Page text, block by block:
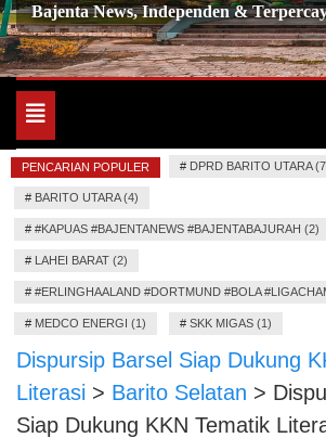
Bajenta News, Independen &
Toggle
navigation
PENCARIAN POPULER # DPRD BARITO UTARA
# BARITO UTARA (4)
# #KAPUAS #BAJENTANEWS #BAJENTABAJURAH (2)
# LAHEI BARAT (2)
# #ERLINGHAALAND #DORTMUND #BOLA
# MEDCO ENERGI (1) # SKK MIGAS (1)
Dispursip Barsel Siap Dukung
Literasi > Barito Selatan >
Siap Dukung KKN Tematik